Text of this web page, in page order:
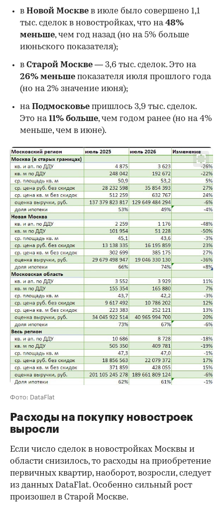
00:00 / 00:00
в Новой Москве в июле было совершено 1,1
тыс. сделок в новостройках, что на48%
меньше, чем год назад (но на 5% больше
июньского показателя);
в Старой Москве — 3,6 тыс. сделок. Это на
26% меньше показателя июля прошлого года
(но на 2% значение июня);
наПодмосковье пришлось 3,9 тыс. сделок.
Это на11% больше, чем годом ранее (но на 4%
меньше, чем в июне).
Фото: DataFlat
Расходы на покупку новостроек
выросли
Если число сделок в новостройках Москвы и
области снизилось, то расходы на приобретение
первичных квартир, наоборот, возросли, следует
из данных DataFlat. Особенно сильный рост
произошел в Старой Москве.